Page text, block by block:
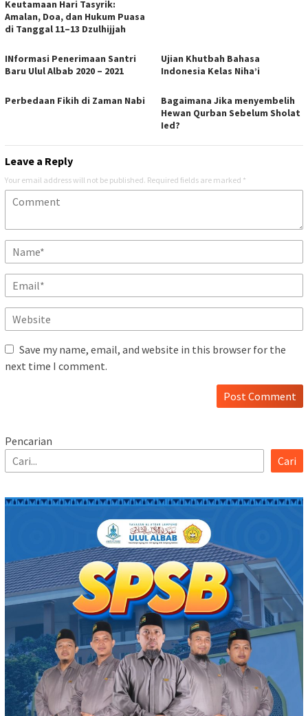
Keutamaan Hari Tasyrik:
Amalan, Doa, dan Hukum Puasa
di Tanggal 11–13 Dzulhijjah
INformasi Penerimaan Santri
Baru Ulul Albab 2020 – 2021
Ujian Khutbah Bahasa
Indonesia Kelas Niha’i
Perbedaan Fikih di Zaman Nabi
Bagaimana Jika menyembelih
Hewan Qurban Sebelum Sholat
Ied?
Leave a Reply
Your email address will not be published. Required fields are marked *
Save my name, email, and website in this browser for the
next time I comment.
Pencarian
Cari